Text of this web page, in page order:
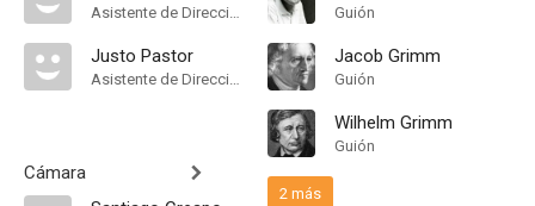
Asistente de Dirección
Justo Pastor
Asistente de Dirección
Cámara
Guión
Jacob Grimm
Guión
Wilhelm Grimm
Guión
2 más